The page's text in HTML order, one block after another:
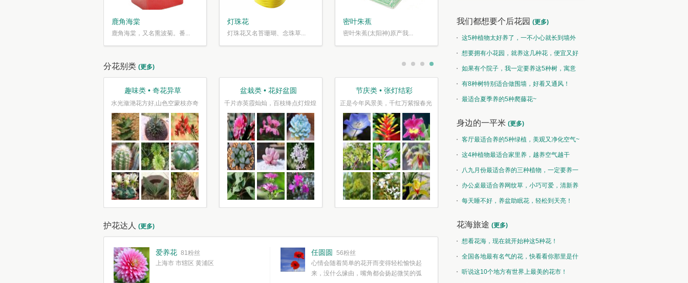
鹿角海棠
鹿角海棠，又名熏波菊。番...
灯珠花
灯珠花又名苔珊瑚、念珠草...
密叶朱蕉
密叶朱蕉(太阳神)原产我...
分花别类 (更多)
趣味类 • 奇花异草
水光潋滟花方好,山色空蒙枝亦奇
盆栽类 • 花好盆圆
千片赤英霞灿灿，百枝绛点灯煌煌
节庆类 • 张灯结彩
正是今年风景美，千红万紫报春光 然果曾经皆为花，却非皆花都成果
护花达人 (更多)
爱养花 81粉丝
上海市 市辖区 黄浦区
任圆圆
56粉丝
心情会随着简单的花开而变得轻松愉快起
来，没什么缘由，嘴角都会扬起微笑的弧
我们都想要个后花园 (更多)
这5种植物太好养了，一不小心就长到墙外
了~想要拥有小花园，就养这几种花，便宜又好
养！如果有个院子，我一定要养这5种树，寓意
特别好！
有8种树特别适合做围墙，好看又通风！
最适合夏季养的5种爬藤花~
身边的一平米 (更多)
客厅最适合养的5种绿植，美观又净化空气~
这4种植物最适合家里养，越养空气越干
净！八九月份最适合养的三种植物，一定要养一
盆呀~
办公桌最适合养网纹草，小巧可爱，清新养
眼！每天睡不好，养盆助眠花，轻松到天亮！
花海旅途 (更多)
想看花海，现在就开始种这5种花！
全国各地最有名气的花，快看看你那里是什
么花儿！
听说这10个地方有世界上最美的花市！